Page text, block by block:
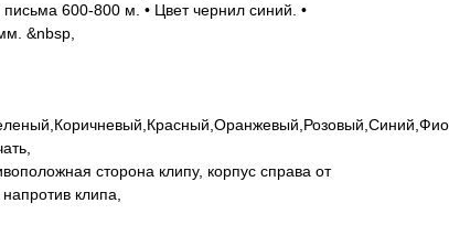
600-800 м. • Цвет чернил синий. •
&nbsp,
сторона клипу, корпус справа от
клипа,